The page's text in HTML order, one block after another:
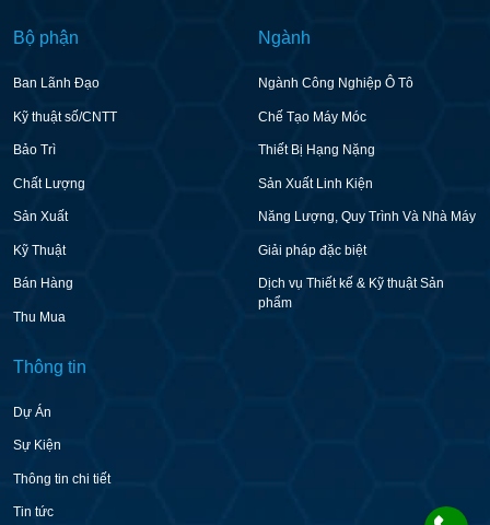
Bộ phận
Ban Lãnh Đạo
Kỹ thuật số/CNTT
Bảo Trì
Chất Lượng
Sản Xuất
Kỹ Thuật
Bán Hàng
Thu Mua
Ngành
Ngành Công Nghiệp Ô Tô
Chế Tạo Máy Móc
Thiết Bị Hạng Nặng
Sản Xuất Linh Kiện
Năng Lượng, Quy Trình Và Nhà Máy
Giải pháp đặc biệt
Dịch vụ Thiết kế & Kỹ thuật Sản
phẩm
Thông tin
Dự Án
Sự Kiện
Thông tin chi tiết
Tin tức